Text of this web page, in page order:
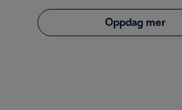
Oppdag mer